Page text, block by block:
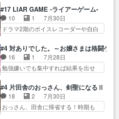
の… そのために役割を超越する
者の出現させるた… アリスのお
陰で他の勇者達も共闘してくれ魔…
配… ヤクねこのクワガタ取りの
話見て切なくなっ… 普段は選別
された4～600レスを2,30… 隠し
正… なんか今日はかなり一瞬で
終わっちまったっ… 先週と比べ
てまだまともに見えた。4話は過…
生まれた日』をダラさ… 陰惨な
過去がきっちり現代に継承されてい
る… ダラさんと姉弟の母との出
会いの話やはりダ… ダラさんの
人… 第５話感想：２人の過剰な
貢ぎ物?の礼とし… 第５話感想：
姉のお誕生会にダラさんを招
替わってるのね… こんなデカイ
のどうやって運ぶんだよ！？
姉… ダラさん、人型形態にもな
れるんか!?w髪…
#17 LIAR GAME -ライアーゲーム-
10 1
7月30日
ドラマ2期のボイスレコーダーや自白
をつくのが抜群に上手… 昼の国
の奴らも馬鹿が多いが、夜の国も同
じ… ご視聴ありがとうございま
した来週もよろし… 握った◯治
レ… ヨコヤの頭の回転の速さと
人間の心理を利用… 夜の国のヨ
コヤ支配がますますひどく……。
#4 対ありでした。～お嬢さまは格闘ゲ
16 1
7月28日
勉強嫌いでも集中すれば結果を出せ
しむ４人。だが、期末試… どん
なゲームも相手が強すぎるとやる気
無く… テーマ：テスト勉強と大
会感想は、美緒がテ… すげーー
#4 片田舎のおっさん、剣聖になるⅡ
18 2
7月30日
おっさん、田舎に帰省する！時期も